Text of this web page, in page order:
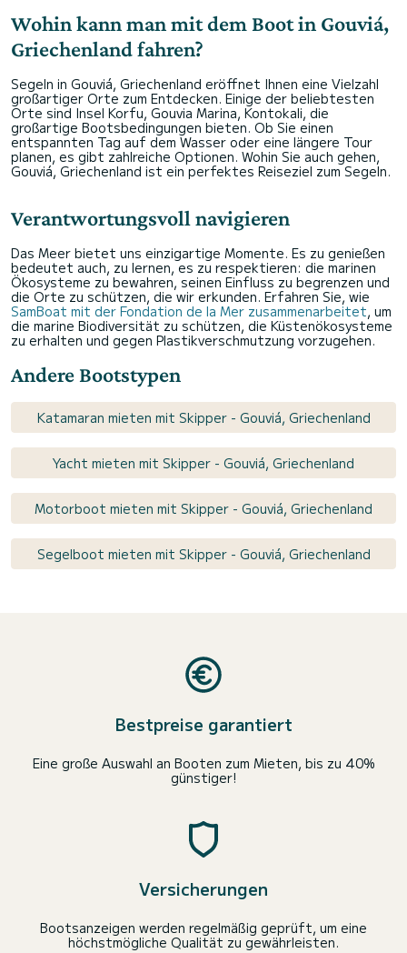
Wohin kann man mit dem Boot in Gouviá,
Griechenland fahren?
Segeln in Gouviá, Griechenland eröffnet Ihnen eine Vielzahl
großartiger Orte zum Entdecken. Einige der beliebtesten
Orte sind Insel Korfu, Gouvia Marina, Kontokali, die
großartige Bootsbedingungen bieten. Ob Sie einen
entspannten Tag auf dem Wasser oder eine längere Tour
planen, es gibt zahlreiche Optionen. Wohin Sie auch gehen,
Gouviá, Griechenland ist ein perfektes Reiseziel zum Segeln.
Verantwortungsvoll navigieren
Das Meer bietet uns einzigartige Momente. Es zu genießen
bedeutet auch, zu lernen, es zu respektieren: die marinen
Ökosysteme zu bewahren, seinen Einfluss zu begrenzen und
die Orte zu schützen, die wir erkunden. Erfahren Sie, wie
SamBoat mit der Fondation de la Mer zusammenarbeitet, um
die marine Biodiversität zu schützen, die Küstenökosysteme
zu erhalten und gegen Plastikverschmutzung vorzugehen.
Andere Bootstypen
Katamaran mieten mit Skipper - Gouviá, Griechenland
Yacht mieten mit Skipper - Gouviá, Griechenland
Motorboot mieten mit Skipper - Gouviá, Griechenland
Segelboot mieten mit Skipper - Gouviá, Griechenland
Bestpreise garantiert
Eine große Auswahl an Booten zum Mieten, bis zu 40%
günstiger!
Versicherungen
Bootsanzeigen werden regelmäßig geprüft, um eine
höchstmögliche Qualität zu gewährleisten.